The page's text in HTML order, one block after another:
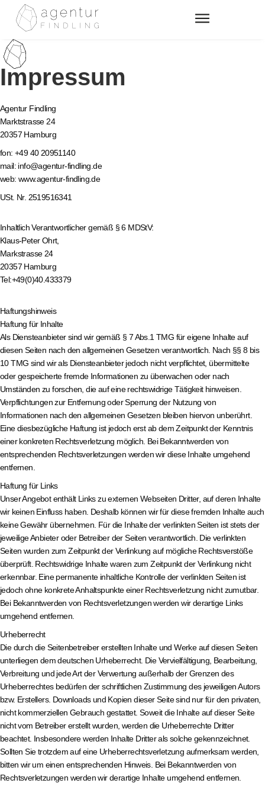
Impressum
Agentur Findling
Marktstrasse 24
20357 Hamburg
fon: +49 40 20951140
mail: info@agentur-findling.de
web: www.agentur-findling.de
USt. Nr. 2519516341
Inhaltlich Verantwortlicher gemäß § 6 MDStV:
Klaus-Peter Ohrt,
Markstrasse 24
20357 Hamburg
Tel:+49(0)40.433379
Haftungshinweis
Haftung für Inhalte
Als Diensteanbieter sind wir gemäß § 7 Abs.1 TMG für eigene Inhalte auf
diesen Seiten nach den allgemeinen Gesetzen verantwortlich. Nach §§ 8 bis
10 TMG sind wir als Diensteanbieter jedoch nicht verpflichtet, übermittelte
oder gespeicherte fremde Informationen zu überwachen oder nach
Umständen zu forschen, die auf eine rechtswidrige Tätigkeit hinweisen.
Verpflichtungen zur Entfernung oder Sperrung der Nutzung von
Informationen nach den allgemeinen Gesetzen bleiben hiervon unberührt.
Eine diesbezügliche Haftung ist jedoch erst ab dem Zeitpunkt der Kenntnis
einer konkreten Rechtsverletzung möglich. Bei Bekanntwerden von
entsprechenden Rechtsverletzungen werden wir diese Inhalte umgehend
entfernen.
Haftung für Links
Unser Angebot enthält Links zu externen Webseiten Dritter, auf deren Inhalte
wir keinen Einfluss haben. Deshalb können wir für diese fremden Inhalte auch
keine Gewähr übernehmen. Für die Inhalte der verlinkten Seiten ist stets der
jeweilige Anbieter oder Betreiber der Seiten verantwortlich. Die verlinkten
Seiten wurden zum Zeitpunkt der Verlinkung auf mögliche Rechtsverstöße
überprüft. Rechtswidrige Inhalte waren zum Zeitpunkt der Verlinkung nicht
erkennbar. Eine permanente inhaltliche Kontrolle der verlinkten Seiten ist
jedoch ohne konkrete Anhaltspunkte einer Rechtsverletzung nicht zumutbar.
Bei Bekanntwerden von Rechtsverletzungen werden wir derartige Links
umgehend entfernen.
Urheberrecht
Die durch die Seitenbetreiber erstellten Inhalte und Werke auf diesen Seiten
unterliegen dem deutschen Urheberrecht. Die Vervielfältigung, Bearbeitung,
Verbreitung und jede Art der Verwertung außerhalb der Grenzen des
Urheberrechtes bedürfen der schriftlichen Zustimmung des jeweiligen Autors
bzw. Erstellers. Downloads und Kopien dieser Seite sind nur für den privaten,
nicht kommerziellen Gebrauch gestattet. Soweit die Inhalte auf dieser Seite
nicht vom Betreiber erstellt wurden, werden die Urheberrechte Dritter
beachtet. Insbesondere werden Inhalte Dritter als solche gekennzeichnet.
Sollten Sie trotzdem auf eine Urheberrechtsverletzung aufmerksam werden,
bitten wir um einen entsprechenden Hinweis. Bei Bekanntwerden von
Rechtsverletzungen werden wir derartige Inhalte umgehend entfernen.